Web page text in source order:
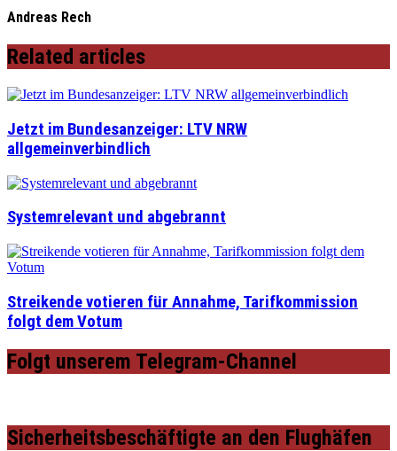
Andreas Rech
Related articles
Jetzt im Bundesanzeiger: LTV NRW
allgemeinverbindlich
Systemrelevant und abgebrannt
Streikende votieren für Annahme, Tarifkommission
folgt dem Votum
Folgt unserem Telegram-Channel
Sicherheitsbeschäftigte an den Flughäfen